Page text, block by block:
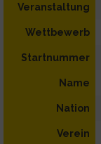
Veranstaltung
Wettbewerb
Startnummer
Name
Nation
Verein